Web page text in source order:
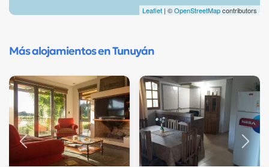
Leaflet | ©OpenStreetMapcontributors
Más alojamientos en Tunuyán